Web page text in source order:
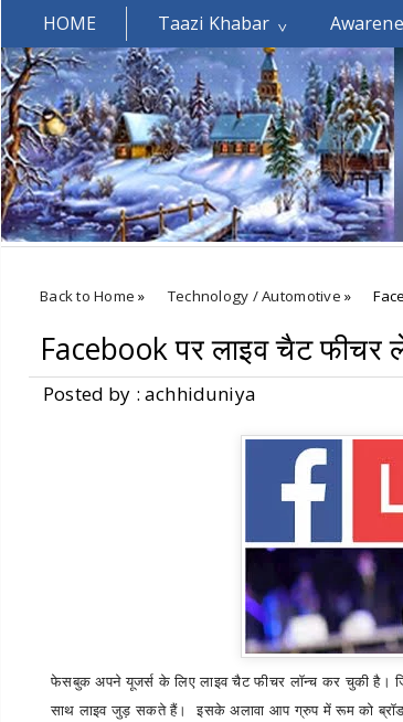
HOME Taazi Khabar
Welcomes You.....
Back to Home » Technology / Automotive »
Facebook पर लाइव चैट फीचर
Posted by : achhiduniya
फेसबुक अपने यूजर्स के लिए लाइव चैट फीचर लॉन्च कर चुकी है।
साथ लाइव जुड़ सकते हैं। इसके अलावा आप ग्रुप में रूम को